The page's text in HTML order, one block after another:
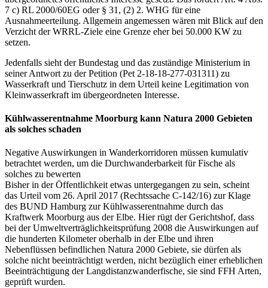
7 c) RL 2000/60EG oder § 31, (2) 2. WHG für eine
Ausnahmeerteilung. Allgemein angemessen wären mit Blick auf den
Verzicht der WRRL-Ziele eine Grenze eher bei 50.000 KW zu
setzen.
Jedenfalls sieht der Bundestag und das zuständige Ministerium in
seiner Antwort zu der Petition (Pet 2-18-18-277-031311) zu
Wasserkraft und Tierschutz in dem Urteil keine Legitimation von
Kleinwasserkraft im übergeordneten Interesse.
Kühlwasserentnahme Moorburg kann Natura 2000 Gebieten
als solches schaden
Negative Auswirkungen in Wanderkorridoren müssen kumulativ
betrachtet werden, um die Durchwanderbarkeit für Fische als
solches zu bewerten
Bisher in der Öffentlichkeit etwas untergegangen zu sein, scheint
das Urteil vom 26. April 2017 (Rechtssache C-142/16) zur Klage
des BUND Hamburg zur Kühlwasserentnahme durch das
Kraftwerk Moorburg aus der Elbe. Hier rügt der Gerichtshof, dass
bei der Umweltverträglichkeitsprüfung 2008 die Auswirkungen auf
die hunderten Kilometer oberhalb in der Elbe und ihren
Nebenflüssen befindlichen Natura 2000 Gebiete, sie dürfen als
solche nicht beeinträchtigt werden, nicht bezüglich einer erheblichen
Beeinträchtigung der Langdistanzwanderfische, sie sind FFH Arten,
geprüft wurden.